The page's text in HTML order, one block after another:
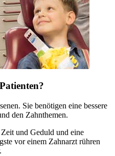
Sie benötigen eine bessere
den Zahnthemen.
und Geduld und eine
vor einem Zahnarzt rühren